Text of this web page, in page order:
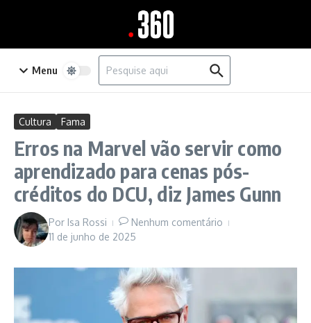
Menu
Procurar por:
Cultura Fama
Erros na Marvel vão servir como
aprendizado para cenas pós-
créditos do DCU, diz James Gunn
Por Isa Rossi
Nenhum comentário
11 de junho de 2025